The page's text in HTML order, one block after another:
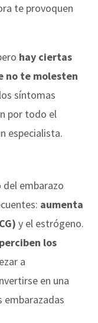
te provoquen
hay ciertas
no te molesten
síntomas
por todo el
especialista.
del embarazo
aumenta
y el estrógeno.
los
a
en una
embarazadas